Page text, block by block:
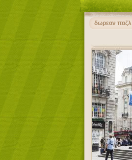
δωρεαν παζλ